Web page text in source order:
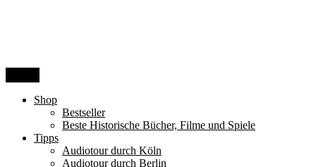
Shop
Bestseller
Beste Historische Bücher, Filme und Spiele
Tipps
Audiotour durch Köln
Audiotour durch Berlin